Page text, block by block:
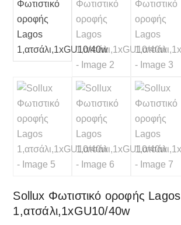
Sollux Φωτιστικό οροφής Lagos
1,ατσάλι,1xGU10/40w